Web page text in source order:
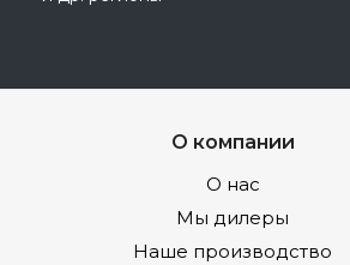
О компании
О нас
Мы дилеры
Наше производство